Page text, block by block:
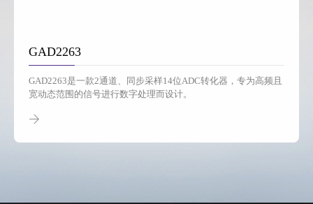
GAD2263
GAD2263是一款2通道、同步采样14位ADC转化器，专为高频且
宽动态范围的信号进行数字处理而设计。